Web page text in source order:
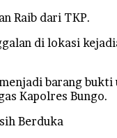
Raib dari TKP.
di lokasi
barang
Kapolres Bungo.
Berduka